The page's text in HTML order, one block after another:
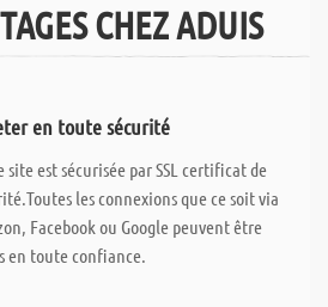
CHEZ ADUIS
en toute sécurité
site est sécurisée par SSL certificat de
les connexions que ce soit via
Facebook ou Google peuvent être
en toute confiance.